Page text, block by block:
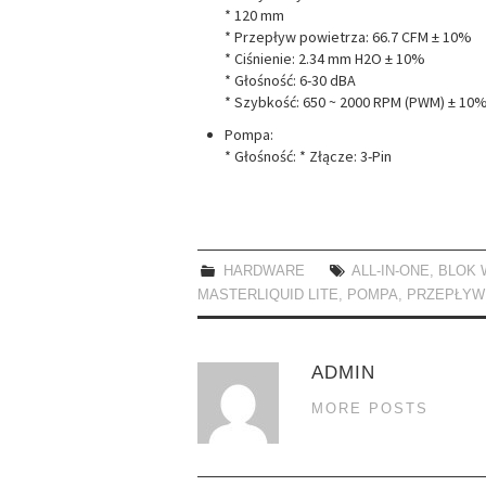
* 120 mm
* Przepływ powietrza: 66.7 CFM ± 10%
* Ciśnienie: 2.34 mm H2O ± 10%
* Głośność: 6-30 dBA
* Szybkość: 650 ~ 2000 RPM (PWM) ± 10%
Pompa:
* Głośność: * Złącze: 3-Pin
HARDWARE ALL-IN-ONE BLOK
MASTERLIQUID LITE
POMPA
ADMIN
MORE POSTS